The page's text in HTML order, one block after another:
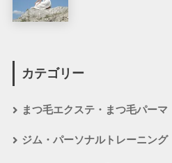
カテゴリー
まつ毛エクステ・まつ毛パーマ
ジム・パーソナルトレーニング